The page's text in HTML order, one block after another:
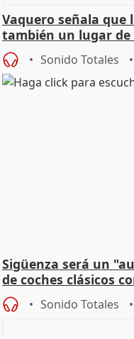
Vaquero señala que
también un lugar
Sonido Totales
Sigüenza será un
de coches clásicos
Sonido Totales